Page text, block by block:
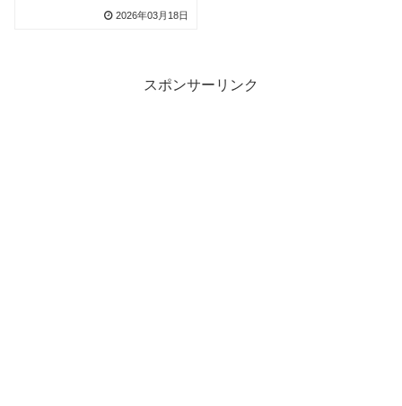
は対戦相手のユニフォー
2026年03月18日
スポンサーリンク